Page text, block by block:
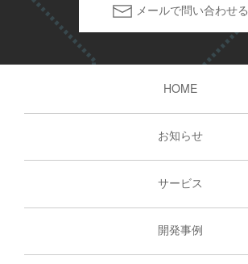
メールで問い合わせる
HOME
お知らせ
サービス
開発事例